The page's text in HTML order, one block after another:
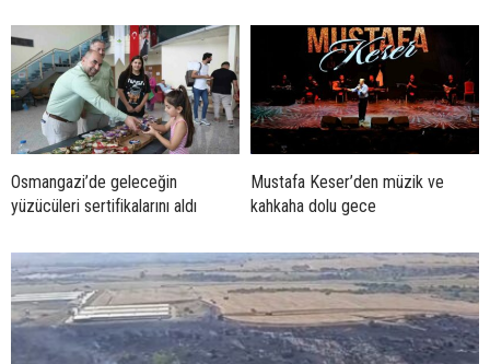
Osmangazi’de geleceğin
yüzücüleri sertifikalarını aldı
Mustafa Keser’den müzik ve
kahkaha dolu gece